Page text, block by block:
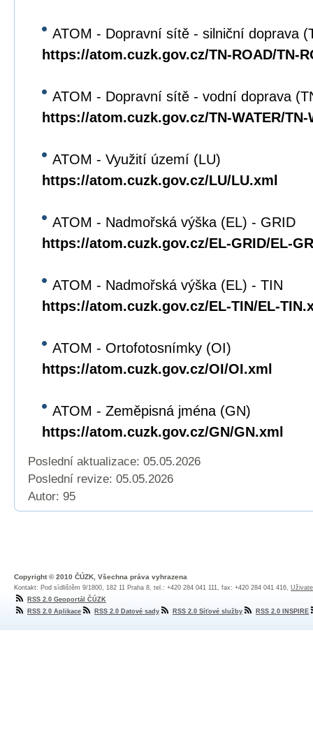
ATOM - Dopravní sítě - silniční doprava
https://atom.cuzk.gov.cz/TN-ROAD/TN-
ATOM - Dopravní sítě - vodní doprava
https://atom.cuzk.gov.cz/TN-WATER/TN-
ATOM - Využití území (LU)
https://atom.cuzk.gov.cz/LU/LU.xml
ATOM - Nadmořská výška (EL) - GRID
https://atom.cuzk.gov.cz/EL-GRID/EL-
ATOM - Nadmořská výška (EL) - TIN
https://atom.cuzk.gov.cz/EL-TIN/EL-
ATOM - Ortofotosnímky (OI)
https://atom.cuzk.gov.cz/OI/OI.xml
ATOM - Zeměpisná jména (GN)
https://atom.cuzk.gov.cz/GN/GN.xml
Poslední aktualizace: 05.05.2026
Poslední revize: 05.05.2026
Autor: 95
Copyright © 2010 ČÚZK, Všechna práva vyhrazena
Kontakt: Pod sídlištěm 9/1800, 182 11 Praha 8, tel.: +420 284 041 111, fax: +420 284 041 416,
RSS 2.0 Geoportál ČÚZK
RSS 2.0 Aplikace
RSS 2.0 Datové sady RSS 2.0 Síťové služby RSS 2.0 INSPIRE